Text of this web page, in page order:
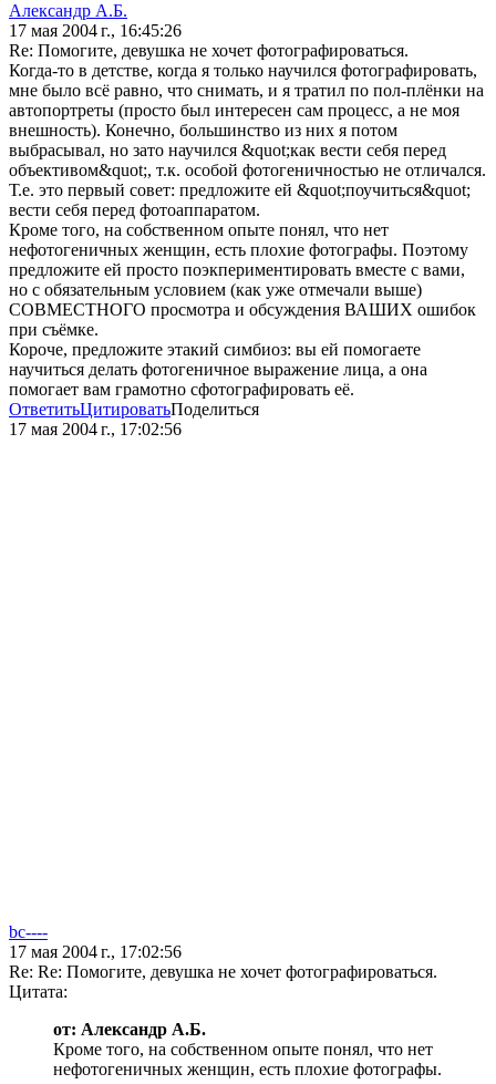
Александр А.Б.
17 мая 2004 г., 16:45:26
Re: Помогите, девушка не хочет фотографироваться.
Когда-то в детстве, когда я только научился фотографировать,
мне было всё равно, что снимать, и я тратил по пол-плёнки на
автопортреты (просто был интересен сам процесс, а не моя
внешность). Конечно, большинство из них я потом
выбрасывал, но зато научился &quot;как вести себя перед
объективом&quot;, т.к. особой фотогеничностью не отличался.
Т.е. это первый совет: предложите ей &quot;поучиться&quot;
вести себя перед фотоаппаратом.
Кроме того, на собственном опыте понял, что нет
нефотогеничных женщин, есть плохие фотографы. Поэтому
предложите ей просто поэкпериментировать вместе с вами,
но с обязательным условием (как уже отмечали выше)
СОВМЕСТНОГО просмотра и обсуждения ВАШИХ ошибок
при съёмке.
Короче, предложите этакий симбиоз: вы ей помогаете
научиться делать фотогеничное выражение лица, а она
помогает вам грамотно сфотографировать её.
ОтветитьЦитироватьПоделиться
17 мая 2004 г., 17:02:56
bc----
17 мая 2004 г., 17:02:56
Re: Re: Помогите, девушка не хочет фотографироваться.
Цитата:
от: Александр А.Б.
Кроме того, на собственном опыте понял, что нет
нефотогеничных женщин, есть плохие фотографы.